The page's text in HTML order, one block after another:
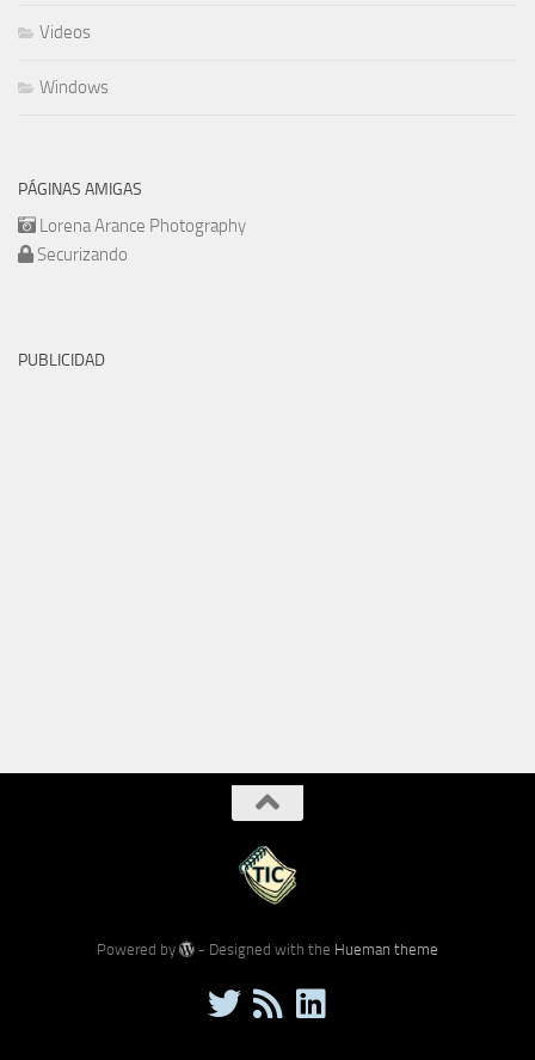
Videos
Windows
PÁGINAS AMIGAS
Lorena Arance Photography
Securizando
PUBLICIDAD
Powered by - Designed with the Hueman theme